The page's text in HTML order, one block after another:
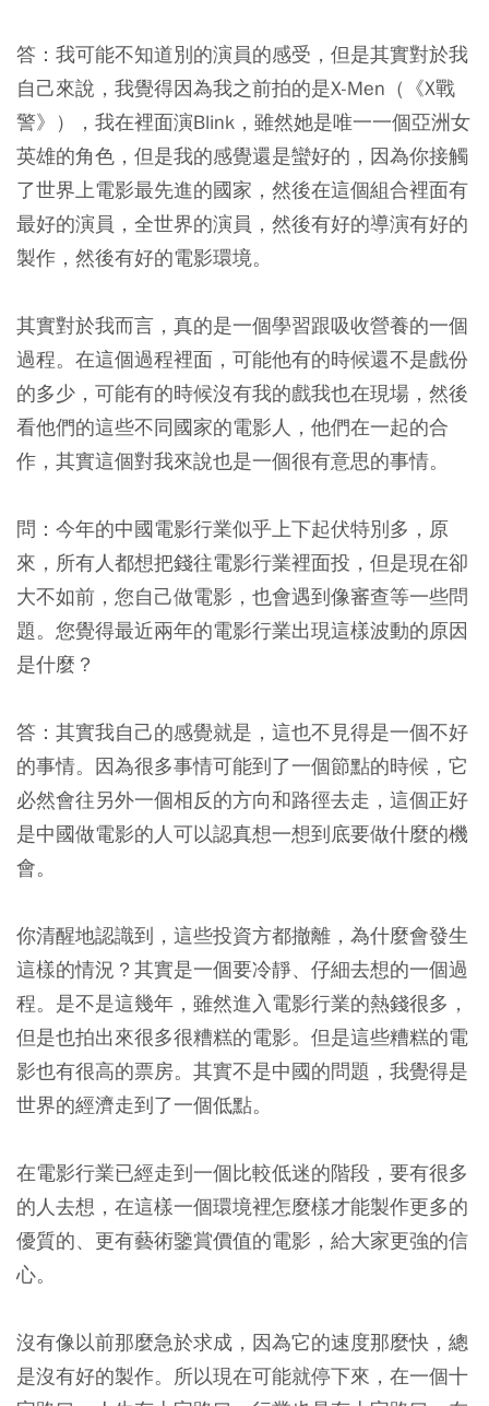
答：我可能不知道別的演員的感受，但是其實對於我
自己來說，我覺得因為我之前拍的是X-Men（《X戰
警》），我在裡面演Blink，雖然她是唯一一個亞洲女
英雄的角色，但是我的感覺還是蠻好的，因為你接觸
了世界上電影最先進的國家，然後在這個組合裡面有
最好的演員，全世界的演員，然後有好的導演有好的
製作，然後有好的電影環境。
其實對於我而言，真的是一個學習跟吸收營養的一個
過程。在這個過程裡面，可能他有的時候還不是戲份
的多少，可能有的時候沒有我的戲我也在現場，然後
看他們的這些不同國家的電影人，他們在一起的合
作，其實這個對我來說也是一個很有意思的事情。
問：今年的中國電影行業似乎上下起伏特別多，原
來，所有人都想把錢往電影行業裡面投，但是現在卻
大不如前，您自己做電影，也會遇到像審查等一些問
題。您覺得最近兩年的電影行業出現這樣波動的原因
是什麼？
答：其實我自己的感覺就是，這也不見得是一個不好
的事情。因為很多事情可能到了一個節點的時候，它
必然會往另外一個相反的方向和路徑去走，這個正好
是中國做電影的人可以認真想一想到底要做什麼的機
會。
你清醒地認識到，這些投資方都撤離，為什麼會發生
這樣的情況？其實是一個要冷靜、仔細去想的一個過
程。是不是這幾年，雖然進入電影行業的熱錢很多，
但是也拍出來很多很糟糕的電影。但是這些糟糕的電
影也有很高的票房。其實不是中國的問題，我覺得是
世界的經濟走到了一個低點。
在電影行業已經走到一個比較低迷的階段，要有很多
的人去想，在這樣一個環境裡怎麼樣才能製作更多的
優質的、更有藝術鑒賞價值的電影，給大家更強的信
心。
沒有像以前那麼急於求成，因為它的速度那麼快，總
是沒有好的製作。所以現在可能就停下來，在一個十